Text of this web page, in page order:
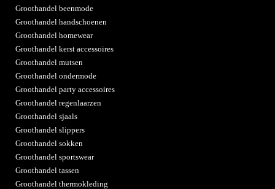
Groothandel beenmode
Groothandel handschoenen
Groothandel homewear
Groothandel kerst accessoires
Groothandel mutsen
Groothandel ondermode
Groothandel party accessoires
Groothandel regenlaarzen
Groothandel sjaals
Groothandel slippers
Groothandel sokken
Groothandel sportswear
Groothandel tassen
Groothandel thermokleding